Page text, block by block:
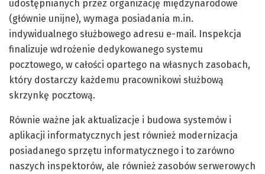
udostępnianych przez organizację międzynarodowe
(głównie unijne), wymaga posiadania m.in.
indywidualnego służbowego adresu e-mail. Inspekcja
finalizuje wdrożenie dedykowanego systemu
pocztowego, w całości opartego na własnych zasobach,
który dostarczy każdemu pracownikowi służbową
skrzynkę pocztową.
Równie ważne jak aktualizacje i budowa systemów i
aplikacji informatycznych jest również modernizacja
posiadanego sprzętu informatycznego i to zarówno
naszych inspektorów, ale również zasobów serwerowych